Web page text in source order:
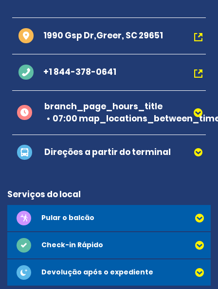
1990 Gsp Dr,Greer, SC 29651
+1 844-378-0641
branch_page_hours_title
07:00
Direções a partir do terminal
Serviços do local
Pular o balcão
Check-in Rápido
Devolução após o expediente